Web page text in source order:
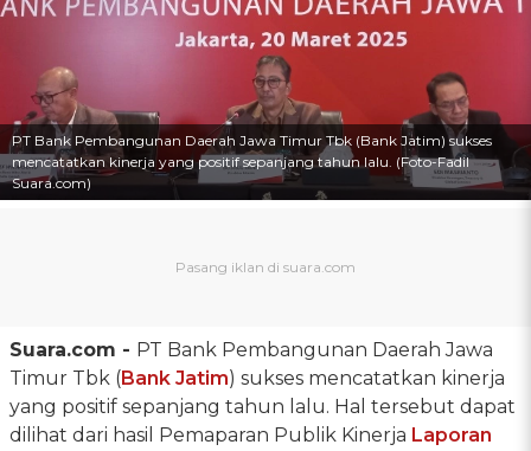
PT Bank Pembangunan Daerah Jawa Timur Tbk (Bank Jatim) sukses
mencatatkan kinerja yang positif sepanjang tahun lalu. (Foto-Fadil
Suara.com)
Suara.com - PT Bank Pembangunan Daerah Jawa
Timur Tbk (Bank Jatim) sukses mencatatkan kinerja
yang positif sepanjang tahun lalu. Hal tersebut dapat
dilihat dari hasil Pemaparan Publik Kinerja Laporan